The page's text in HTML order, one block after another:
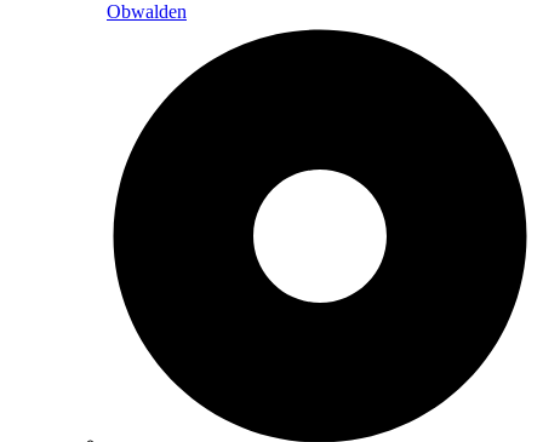
Obwalden